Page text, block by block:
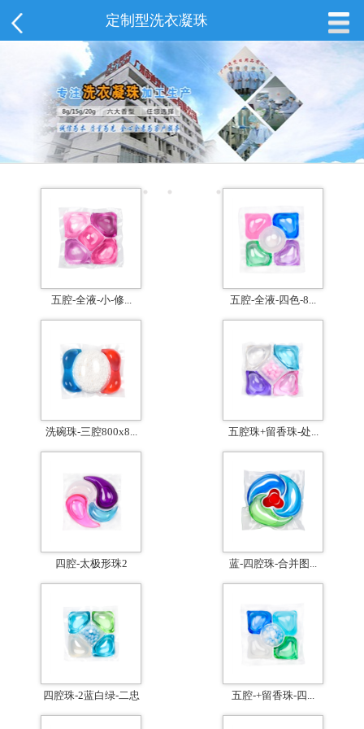
定制型洗衣凝珠
五腔-全液-小-修... 五腔-全液-四色-8...
洗碗珠-三腔800x8... 五腔珠+留香珠-处...
四腔-太极形珠2 蓝-四腔珠-合并图...
四腔珠-2蓝白绿-二忠 五腔-+留香珠-四...